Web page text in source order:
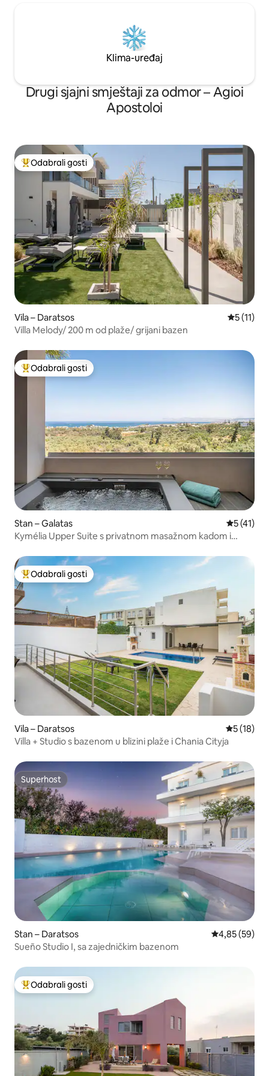
Klima-uređaj
Drugi sjajni smještaji za odmor – Agioi
Apostoloi
Među najviše rangiranima s oznakom „Odabrali gosti”
Odabrali gosti
Vila – Daratsos
5 (11)
Villa Melody/ 200 m od plaže/ grijani bazen
Među najviše rangiranima s oznakom „Odabrali gosti”
Odabrali gosti
Stan – Galatas
5 (41)
Kymélia Upper Suite s privatnom masažnom kadom i
Među najviše rangiranima s oznakom „Odabrali gosti”
Odabrali gosti
Vila – Daratsos Prosječna
5 (18)
Villa + Studio s bazenom u blizini plaže i Chania Cityja
Superhost
Superhost
Stan – Daratsos Prosječna
4,85 (59)
Sueño Studio I, sa zajedničkim bazenom
Među najviše rangiranima s oznakom „Odabrali gosti”
Odabrali gosti